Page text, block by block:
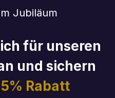
Jubiläum
für unseren
und sichern
5% Rabatt